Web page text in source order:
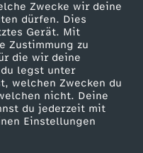
Zwecke wir deine
dürfen. Dies
Gerät. Mit
Zustimmung zu
die wir deine
legst unter
welchen Zwecken du
nicht. Deine
du jederzeit mit
Einstellungen